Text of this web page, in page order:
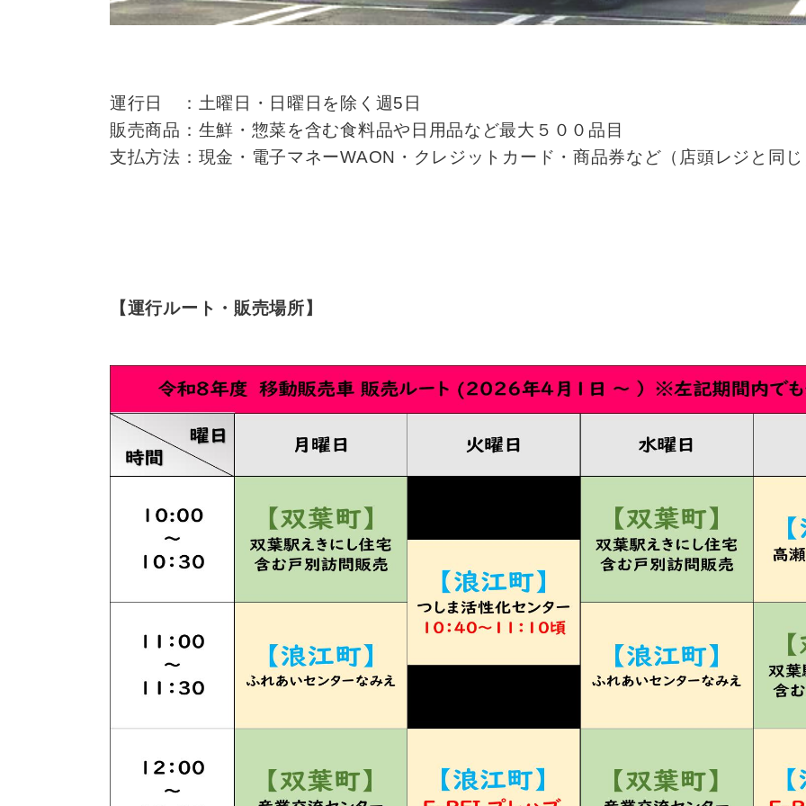
運行日 ：土曜日・日曜日を除く週5日
販売商品：生鮮・惣菜を含む食料品や日用品など最大５００品目
支払方法：現金・電子マネーWAON・クレジットカード・商品券など（店頭レジと同
【運行ルート・販売場所】